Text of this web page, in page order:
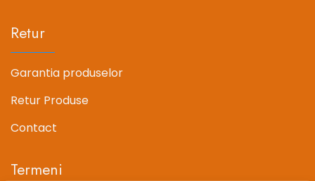
Retur
Garantia produselor
Retur Produse
Contact
Termeni